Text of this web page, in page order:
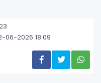
06-2026 18:09